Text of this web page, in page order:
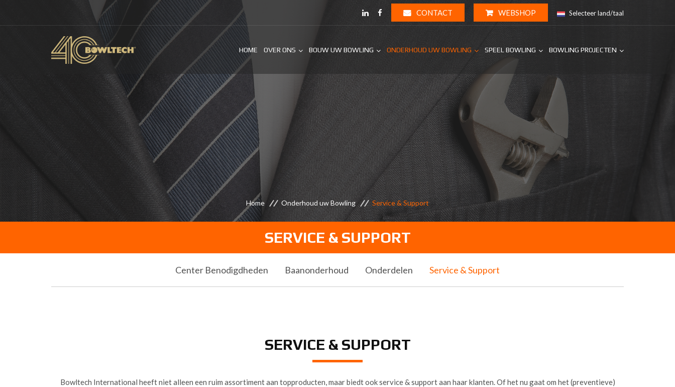
CONTACT WEBSHOP Selecteer land/taal
HOME OVER ONS BOUW UW BOWLING ONDERHOUD UW BOWLING SPEEL BOWLING BOWLING PROJECTEN
Home Onderhoud uw Bowling Service & Support
SERVICE & SUPPORT
Center Benodigdheden Baanonderhoud Onderdelen Service & Support
SERVICE & SUPPORT
Bowltech International heeft niet alleen een ruim assortiment aan topproducten, maar biedt ook service & support aan haar klanten. Of het nu gaat om het (preventieve)